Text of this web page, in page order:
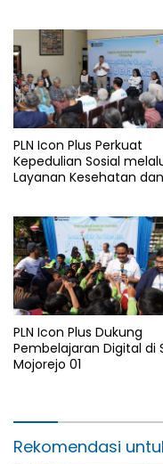
kV Paiton–
Watudodol/Kalipuro
PLN Icon Plus Perkuat
Kepedulian Sosial
Layanan Kesehatan dan
PLN Icon Plus Dukung
Pembelajaran Digital di
Mojorejo 01
Rekomendasi